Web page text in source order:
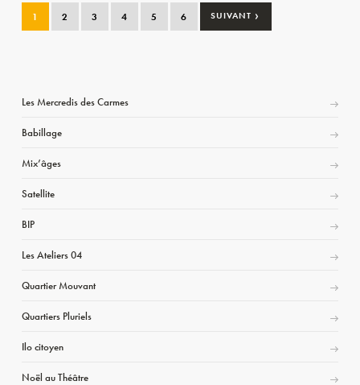
1 2 3 4 5 6 SUIVANT ›
Les Mercredis des Carmes
Babillage
Mix’âges
Satellite
BIP
Les Ateliers 04
Quartier Mouvant
Quartiers Pluriels
Ilo citoyen
Noël au Théâtre